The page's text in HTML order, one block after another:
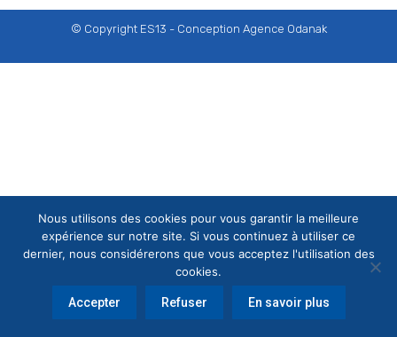
© Copyright ES13 - Conception Agence Odanak
Nous utilisons des cookies pour vous garantir la meilleure
expérience sur notre site. Si vous continuez à utiliser ce
dernier, nous considérerons que vous acceptez l'utilisation des
cookies.
Accepter Refuser En savoir plus